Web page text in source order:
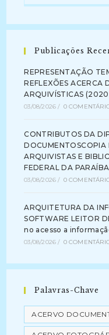
Publicações
REPRESENTAÇÃO
REFLEXÕES ACERCA
ARQUIVÍSTICAS
03/08/2026 / 0
CONTRIBUTOS DA
DOCUMENTOSCOPIA
ARQUIVISTAS E
FEDERAL DA
03/08/2026 / 0
ARQUITETURA DA
SOFTWARE LEITOR
no acesso a
03/08/2026 / 0
Palavras-Chave
ACERVO